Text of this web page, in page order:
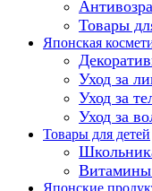
Товары
Японская
Уход за
Уход за
Уход за
Товары для детей
Японские